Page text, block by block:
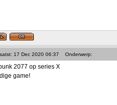
17 Dec 2020 06:37 Onderwerp:
2077 op series X
game!